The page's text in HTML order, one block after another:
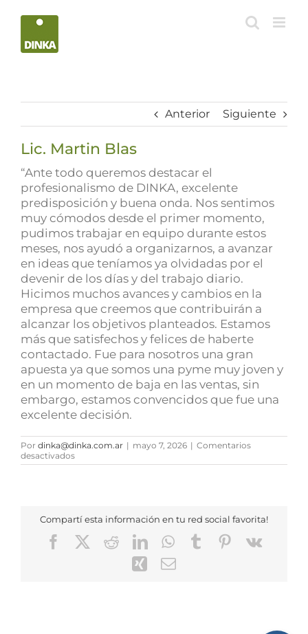
Anterior Siguiente
Lic. Martin Blas
“Ante todo queremos destacar el
profesionalismo de DINKA, excelente
predisposición y buena onda. Nos sentimos
muy cómodos desde el primer momento,
pudimos trabajar en equipo durante estos
meses, nos ayudó a organizarnos, a avanzar
en ideas que teníamos ya olvidadas por el
devenir de los días y del trabajo diario.
Hicimos muchos avances y cambios en la
empresa que creemos que contribuirán a
alcanzar los objetivos planteados. Estamos
más que satisfechos y felices de haberte
contactado. Fue para nosotros una gran
apuesta ya que somos una pyme muy joven y
en un momento de baja en las ventas, sin
embargo, estamos convencidos que fue una
excelente decisión.
Por dinka@dinka.com.ar | mayo 7, 2026 | Comentarios
desactivadosen
Lic.
Compartí esta información en tu red social favorita!
FacebookRedditLinkedInWhatsApp
TumblrPinterest
Vk
XingCorreo